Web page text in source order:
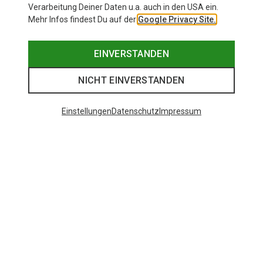
Verarbeitung Deiner Daten u.a. auch in den USA ein.
Mehr Infos findest Du auf der Google Privacy Site.
EINVERSTANDEN
NICHT EINVERSTANDEN
EinstellungenDatenschutz Impressum